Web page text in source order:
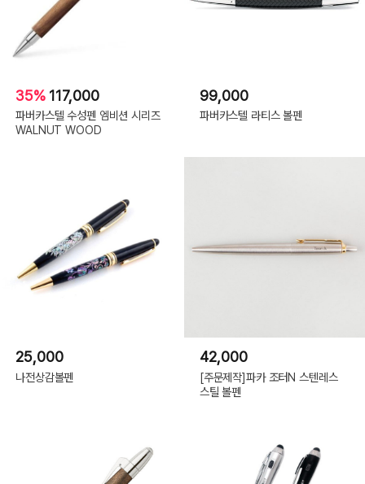
35% 117,000
파버카스텔 수성펜 엠비션 시리즈
WALNUT WOOD
99,000
파버카스텔 라티스 볼펜
25,000
나전상감볼펜
42,000
[주문제작]파카 조터N 스텐레스
스틸 볼펜